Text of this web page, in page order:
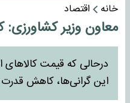
خانه
اقتصاد
معاون وزیر کشاورزی:
درحالی که قیمت کالاهای
این گرانی‌ها، کاهش قدرت